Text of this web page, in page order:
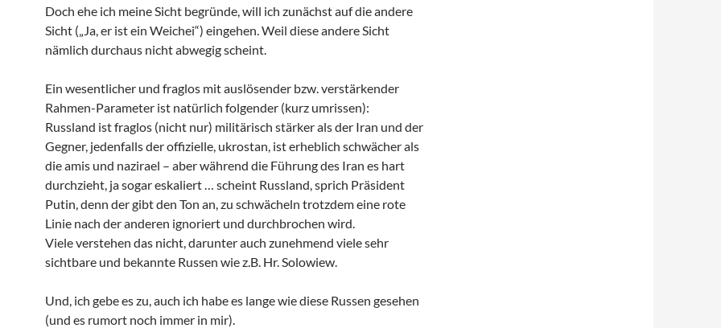
Doch ehe ich meine Sicht begründe, will ich zunächst auf die andere
Sicht („Ja, er ist ein Weichei“) eingehen. Weil diese andere Sicht
nämlich durchaus nicht abwegig scheint.
Ein wesentlicher und fraglos mit auslösender bzw. verstärkender
Rahmen-Parameter ist natürlich folgender (kurz umrissen):
Russland ist fraglos (nicht nur) militärisch stärker als der Iran und der
Gegner, jedenfalls der offizielle, ukrostan, ist erheblich schwächer als
die amis und nazirael – aber während die Führung des Iran es hart
durchzieht, ja sogar eskaliert … scheint Russland, sprich Präsident
Putin, denn der gibt den Ton an, zu schwächeln trotzdem eine rote
Linie nach der anderen ignoriert und durchbrochen wird.
Viele verstehen das nicht, darunter auch zunehmend viele sehr
sichtbare und bekannte Russen wie z.B. Hr. Solowiew.
Und, ich gebe es zu, auch ich habe es lange wie diese Russen gesehen
(und es rumort noch immer in mir).